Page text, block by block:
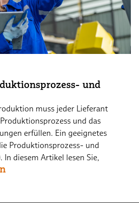
und
muss jeder Lieferant
und das
erfüllen. Ein geeignetes
Produktionsprozess- und
In diesem Artikel lesen Sie,